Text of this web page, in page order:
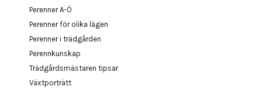
Perenner A-Ö
Perenner för olika lägen
Perenner i trädgården
Perennkunskap
Trädgårdsmästaren tipsar
Växtporträtt